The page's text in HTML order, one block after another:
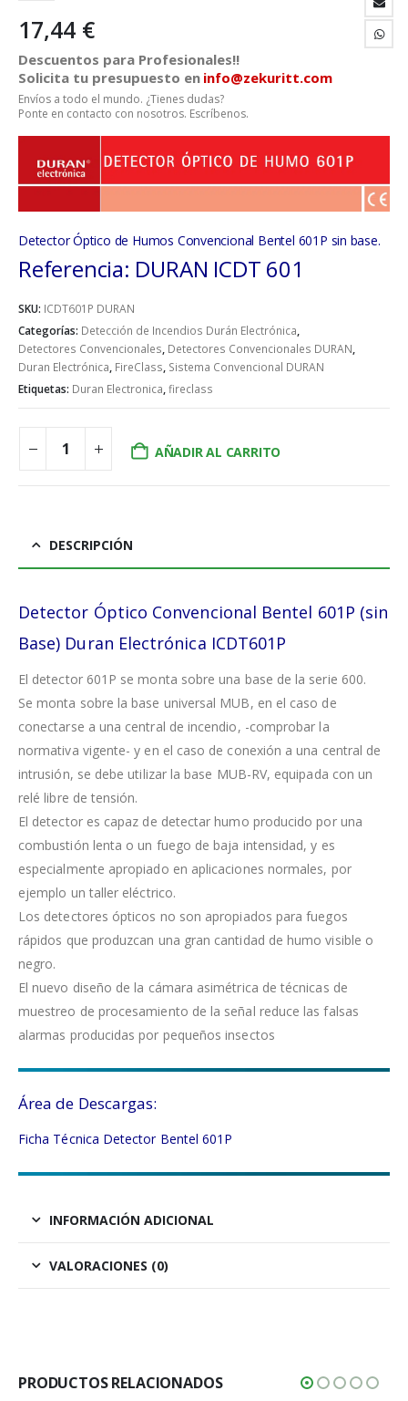
17,44 €
Descuentos para Profesionales!!
Solicita tu presupuesto en info@zekuritt.com
Envíos a todo el mundo. ¿Tienes dudas?
Ponte en contacto con nosotros. Escríbenos.
Detector Óptico de Humos Convencional Bentel 601P sin base.
Referencia: DURAN ICDT 601
SKU: ICDT601P DURAN
Categorías: Detección de Incendios Durán Electrónica,
Detectores Convencionales, Detectores Convencionales DURAN,
Duran Electrónica, FireClass, Sistema Convencional DURAN
Etiquetas: Duran Electronica,fireclass
AÑADIR AL CARRITO
DESCRIPCIÓN
Detector Óptico Convencional Bentel 601P (sin
Base) Duran Electrónica ICDT601P
El detector 601P se monta sobre una base de la serie 600.
Se monta sobre la base universal MUB, en el caso de
conectarse a una central de incendio, -comprobar la
normativa vigente- y en el caso de conexión a una central de
intrusión, se debe utilizar la base MUB-RV, equipada con un
relé libre de tensión.
El detector es capaz de detectar humo producido por una
combustión lenta o un fuego de baja intensidad, y es
especialmente apropiado en aplicaciones normales, por
ejemplo un taller eléctrico.
Los detectores ópticos no son apropiados para fuegos
rápidos que produzcan una gran cantidad de humo visible o
negro.
El nuevo diseño de la cámara asimétrica de técnicas de
muestreo de procesamiento de la señal reduce las falsas
alarmas producidas por pequeños insectos
Área de Descargas:
Ficha Técnica Detector Bentel 601P
INFORMACIÓN ADICIONAL
VALORACIONES (0)
PRODUCTOS RELACIONADOS